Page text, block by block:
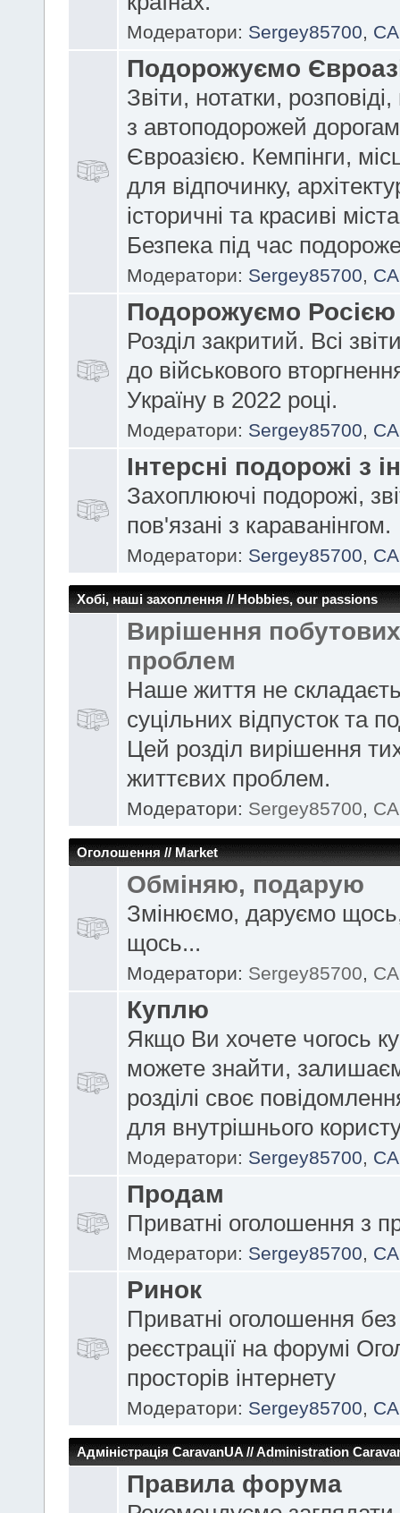
Модератори: Sergey85700,
Подорожуємо
Звіти, нотатки,
з автоподорожей
Євроазією. Кемпінги,
для відпочинку,
історичні та красиві
Безпека під час
Модератори: Sergey85700,
Подорожуємо Росією
Розділ закритий. Всі
до військового
Україну в 2022 році.
Модератори: Sergey85700,
Інтерсні подорожі з
Захоплюючі подорожі,
пов'язані з караванінгом.
Модератори: Sergey85700,
Хобі, наші захоплення // Hobbies, our passions
Вирішення побутових
проблем
Наше життя не
суцільних відпусток та
Цей розділ вирішення
життєвих проблем.
Модератори: Sergey85700,
Оголошення // Market
Обміняю, подарую
Змінюємо, даруємо
щось...
Модератори: Sergey85700,
Куплю
Якщо Ви хочете чогось
можете знайти,
розділі своє
для внутрішнього
Модератори: Sergey85700,
Продам
Приватні оголошення з
Модератори: Sergey85700,
Ринок
Приватні оголошення без
реєстрації на форумі
просторів інтернету
Модератори: Sergey85700,
Адміністрація CaravanUA // Administration
Правила форума